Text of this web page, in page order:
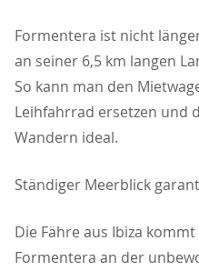
Formentera ist nicht
an seiner 6,5 km langen
So kann man den
Leihfahrrad ersetzen und
Wandern ideal.
Ständiger Meerblick
Die Fähre aus Ibiza
Formentera an der